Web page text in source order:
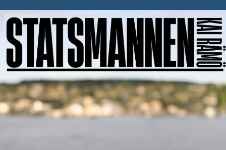
till